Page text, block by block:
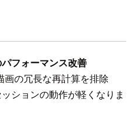
フォーマンス改善
画の冗長な再計算を排除
ションの動作が軽くなりま